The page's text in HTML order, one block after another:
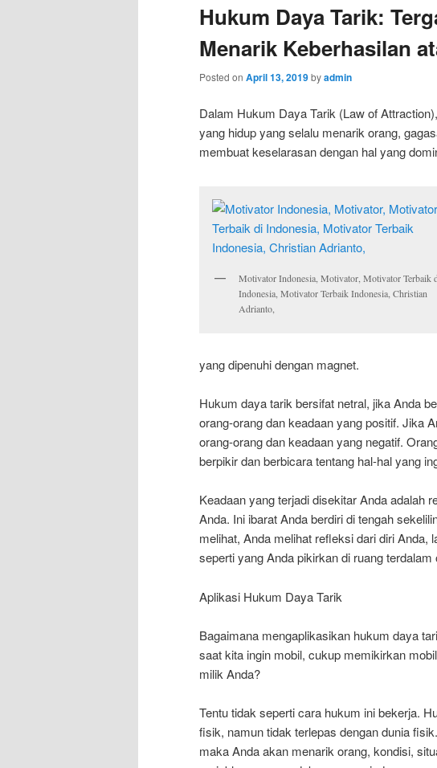
Hukum Daya Tarik:
Menarik Keberhasilan
Posted on April 13, 2019byadmin
Dalam Hukum Daya Tarik (Law of
yang hidup yang selalu menarik orang,
membuat keselarasan dengan hal yang
Motivator Indonesia, Motivator, Motivator Terbaik
Indonesia, Motivator Terbaik Indonesia, Christian
Adrianto,
yang dipenuhi dengan magnet.
Hukum daya tarik bersifat netral, jika Anda
orang-orang dan keadaan yang positif. Jika
orang-orang dan keadaan yang negatif.
berpikir dan berbicara tentang hal-hal yang
Keadaan yang terjadi disekitar Anda adalah
Anda. Ini ibarat Anda berdiri di tengah
melihat, Anda melihat refleksi dari diri
seperti yang Anda pikirkan di ruang terdalam
Aplikasi Hukum Daya Tarik
Bagaimana mengaplikasikan hukum daya
saat kita ingin mobil, cukup memikirkan
milik Anda?
Tentu tidak seperti cara hukum ini bekerja.
fisik, namun tidak terlepas dengan dunia
maka Anda akan menarik orang, kondisi,